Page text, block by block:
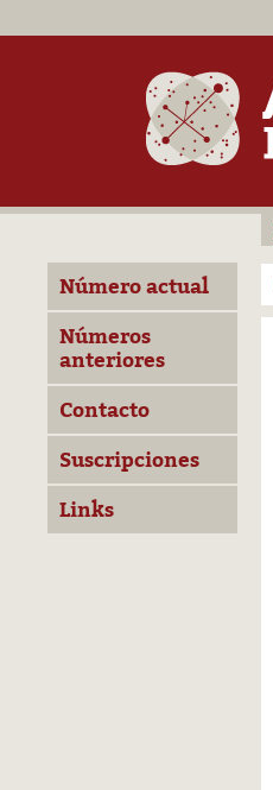
Número actual
Números
anteriores
Contacto
Suscripciones
Links